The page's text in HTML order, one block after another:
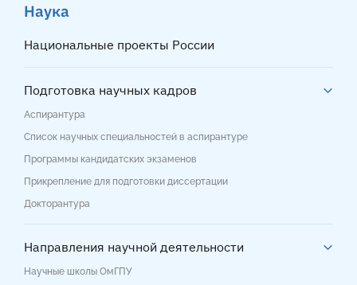
Наука
Национальные проекты России
Подготовка научных кадров
Аспирантура
Список научных специальностей в аспирантуре
Программы кандидатских экзаменов
Прикрепление для подготовки диссертации
Докторантура
Направления научной деятельности
Научные школы ОмГПУ